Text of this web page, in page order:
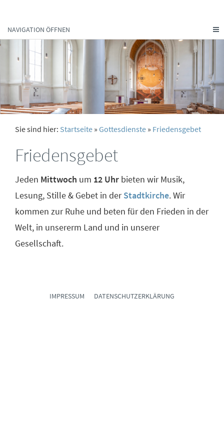
NAVIGATION ÖFFNEN
Sie sind hier: Startseite » Gottesdienste » Friedensgebet
Friedensgebet
Jeden Mittwoch um 12 Uhr bieten wir Musik,
Lesung, Stille & Gebet in derStadtkirche. Wir
kommen zur Ruhe und beten für den Frieden in der
Welt, in unsererm Land und in unserer
Gesellschaft.
IMPRESSUM DATENSCHUTZERKLÄRUNG